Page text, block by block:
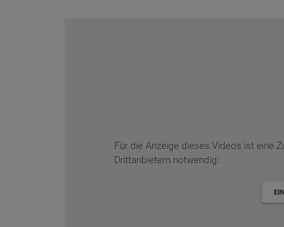
Für die Anzeige dieses Videos ist eine
Drittanbietern notwendig: